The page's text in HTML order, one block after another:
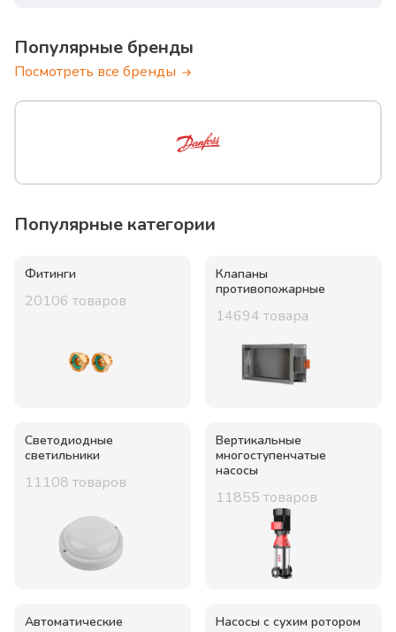
Популярные бренды
Посмотреть все бренды
Популярные категории
Фитинги
20106 товаров
Клапаны
противопожарные
14694 товара
Светодиодные
светильники
11108 товаров
Вертикальные
многоступенчатые
насосы
11855 товаров
Автоматические
Насосы с сухим ротором